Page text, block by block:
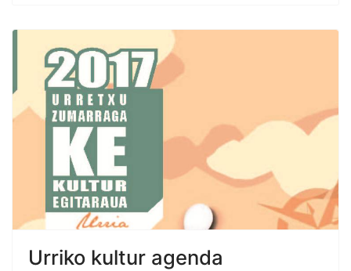
Urriko kultur agenda